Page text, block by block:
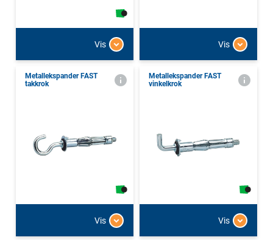
Vis Vis
Metallekspander FAST
takkrok
Vis
Metallekspander FAST
vinkelkrok
Vis